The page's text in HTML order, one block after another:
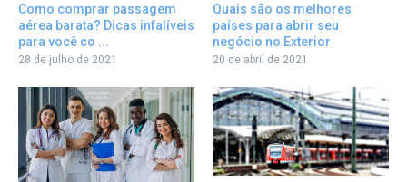
Como comprar passagem
aérea barata? Dicas infalíveis
para você co ...
28 de julho de 2021
Quais são os melhores
países para abrir seu
negócio no Exterior
20 de abril de 2021